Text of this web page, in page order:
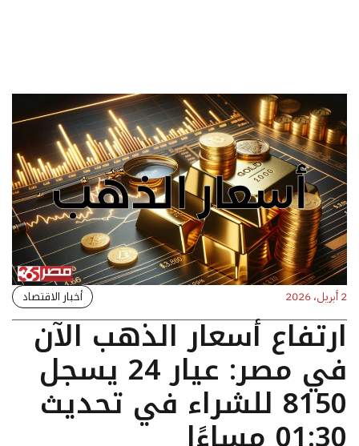
2 أبريل، 2026 أخبار الاقتصاد
ارتفاع أسعار الذهب الآن
في مصر: عيار 24 يسجل
8150 للشراء في تحديث